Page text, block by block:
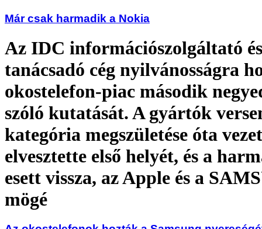
Már csak harmadik a Nokia
Az IDC információszolgáltató és
tanácsadó cég nyilvánosságra
okostelefon-piac második
szóló kutatását. A gyártók
kategória megszületése óta
elvesztette első helyét, és a
esett vissza, az Apple és a
mögé